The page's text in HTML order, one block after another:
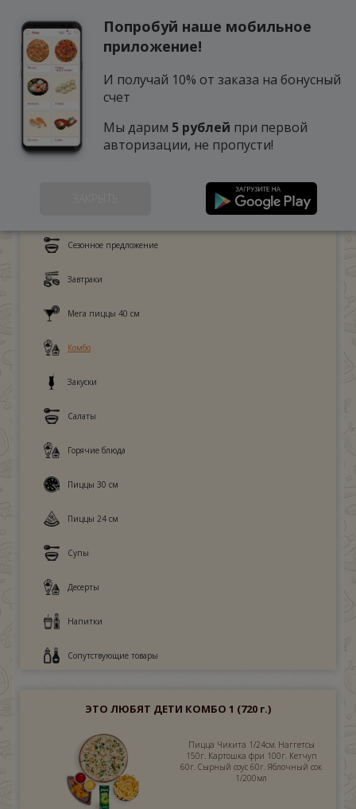
Сезонное предложение
Завтраки
Мега пиццы 40 см
Комбо
Закуски
Салаты
Горячие блюда
Пиццы 30 см
Пиццы 24 см
Супы
Десерты
Напитки
Сопутствующие товары
ЭТО ЛЮБЯТ ДЕТИ КОМБО 1 (720 г.)
Пицца Чикита 1/24см. Наггетсы
150г. Картошка фри 100г. Кетчуп
60г. Сырный соус 60г. Яблочный сок
1/200мл
Попробуй наше мобильное
приложение!
И получай 10% от заказа на бонусный
счет
Мы дарим 5 рублей при первой
авторизации, не пропусти!